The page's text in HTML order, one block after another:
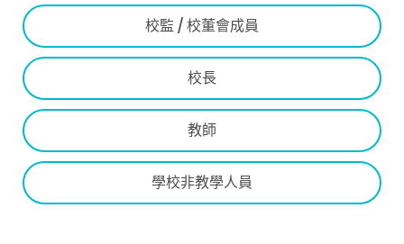
校監 / 校董會成員
校長
教師
學校非教學人員